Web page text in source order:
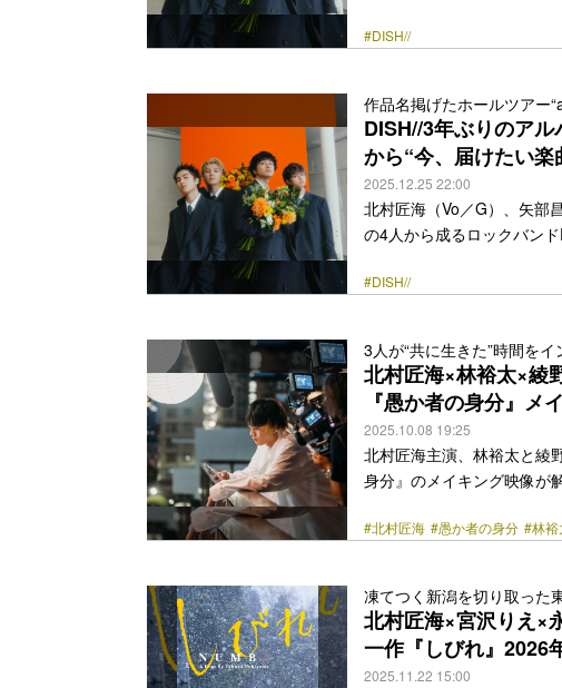
「今、届けたい楽曲」を厳
ットが解禁されていたが、
ムの全貌。フ… <a
#DISH//
作品名掲げたホールツアー
DISH//3年ぶりのア
から“今、届けたい楽
2025.12.25 22:00
北村匠海（Vo／G）、矢部
の4人から成るロックバン
る本作では、先日活動15周
をテーマとしている。 収録
として朝を彩った「朝、…
href="https://bezzy.jp/
#DISH//
3人が“共に生きた”時間を
北村匠海×林裕太×綾
『愚か者の身分』メ
2025.10.08 19:25
北村匠海主演、林裕太と綾
身分』のメイキング映像が
たことも話題の本作。第二
の元で長年助監督として活
とマモル（林裕太）、そし
link" href="https://bezzy.jp/
#北村匠海 #愚か者の身分 #林裕
凍てつく新潟を切り取った
北村匠海×宮沢りえ×
一作『しびれ』2026
2025.11.22 15:00